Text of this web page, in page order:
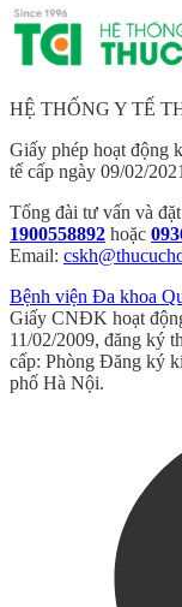
HỆ THỐNG Y TẾ
Giấy phép hoạt động
tế cấp ngày 09/02/2021
Tổng đài tư vấn và
1900558892 hoặc
Email:
Bệnh viện Đa khoa
Giấy CNĐK hoạt
11/02/2009, đăng ký
cấp: Phòng Đăng ký
phố Hà Nội.